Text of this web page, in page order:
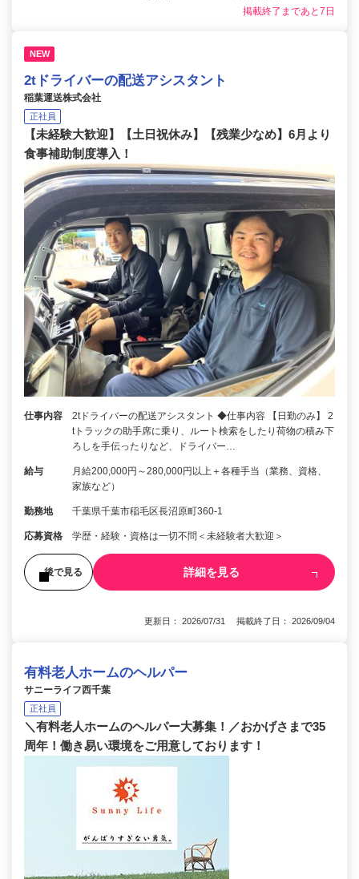
掲載終了まであと7日
NEW
2tドライバーの配送アシスタント
稲葉運送株式会社
正社員
【未経験大歓迎】【土日祝休み】【残業少なめ】6月より
食事補助制度導入！
仕事内容
2tドライバーの配送アシスタント ◆仕事内容 【日勤のみ】 2
tトラックの助手席に乗り、ルート検索をしたり荷物の積み下
ろしを手伝ったりなど、ドライバー…
給与
月給200,000円～280,000円以上＋各種手当（業務、資格、
家族など）
勤務地 千葉県千葉市稲毛区長沼原町360-1
応募資格 学歴・経験・資格は一切不問＜未経験者大歓迎＞
後で見る 詳細を見る
更新日： 2026/07/31 掲載終了日： 2026/09/04
有料老人ホームのヘルパー
サニーライフ西千葉
正社員
＼有料老人ホームのヘルパー大募集！／おかげさまで35
周年！働き易い環境をご用意しております！